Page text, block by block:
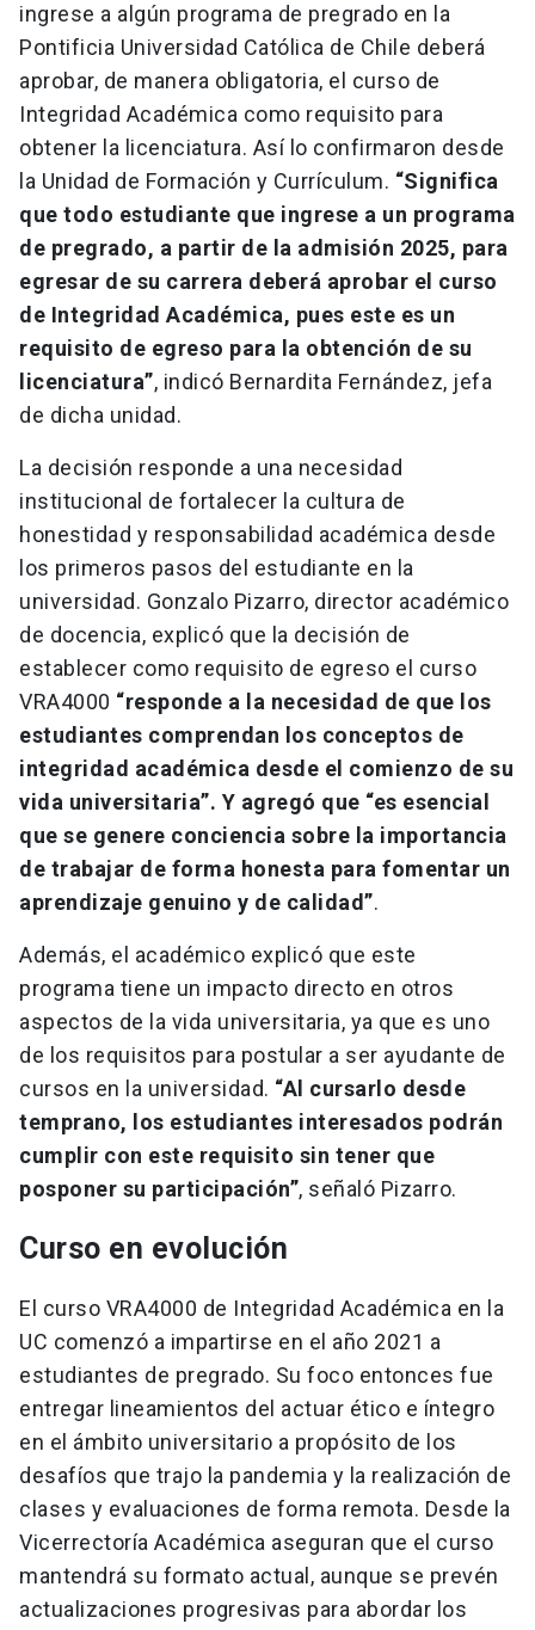
ingrese a algún programa de pregrado en la
Pontificia Universidad Católica de Chile deberá
aprobar, de manera obligatoria, el curso de
Integridad Académica como requisito para
obtener la licenciatura. Así lo confirmaron desde
la Unidad de Formación y Currículum. “Significa
que todo estudiante que ingrese a un programa
de pregrado, a partir de la admisión 2025, para
egresar de su carrera deberá aprobar el curso
de Integridad Académica, pues este es un
requisito de egreso para la obtención de su
licenciatura”, indicó Bernardita Fernández, jefa
de dicha unidad.
La decisión responde a una necesidad
institucional de fortalecer la cultura de
honestidad y responsabilidad académica desde
los primeros pasos del estudiante en la
universidad. Gonzalo Pizarro, director académico
de docencia, explicó que la decisión de
establecer como requisito de egreso el curso
VRA4000 “responde a la necesidad de que los
estudiantes comprendan los conceptos de
integridad académica desde el comienzo de su
vida universitaria”. Y agregó que “es esencial
que se genere conciencia sobre la importancia
de trabajar de forma honesta para fomentar un
aprendizaje genuino y de calidad”.
Además, el académico explicó que este
programa tiene un impacto directo en otros
aspectos de la vida universitaria, ya que es uno
de los requisitos para postular a ser ayudante de
cursos en la universidad. “Al cursarlo desde
temprano, los estudiantes interesados podrán
cumplir con este requisito sin tener que
posponer su participación”, señaló Pizarro.
Curso en evolución
El curso VRA4000 de Integridad Académica en la
UC comenzó a impartirse en el año 2021 a
estudiantes de pregrado. Su foco entonces fue
entregar lineamientos del actuar ético e íntegro
en el ámbito universitario a propósito de los
desafíos que trajo la pandemia y la realización de
clases y evaluaciones de forma remota. Desde la
Vicerrectoría Académica aseguran que el curso
mantendrá su formato actual, aunque se prevén
actualizaciones progresivas para abordar los